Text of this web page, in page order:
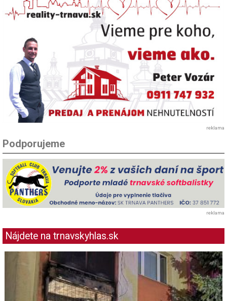
reklama
Podporujeme
reklama
Nájdete na trnavskyhlas.sk